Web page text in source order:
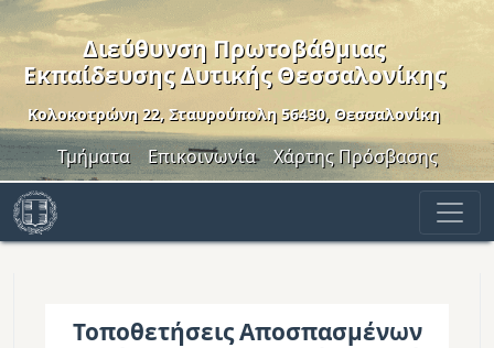
Παράκαμψη προς το κυρίως περιεχόμενο
Διεύθυνση Πρωτοβάθμιας
Εκπαίδευσης Δυτικής Θεσσαλονίκης
Κολοκοτρώνη 22, Σταυρούπολη 56430, Θεσσαλονίκη
Header Menu
Τμήματα Επικοινωνία Χάρτης Πρόσβασης
Τοποθετήσεις Αποσπασμένων